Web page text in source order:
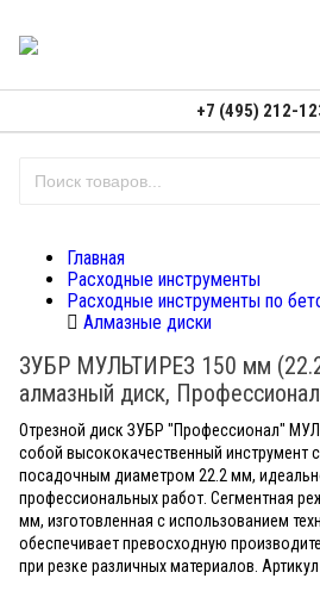
+7 (495) 212-
Главная
Расходные инструменты
Расходные инструменты по
Алмазные диски
ЗУБР МУЛЬТИРЕЗ 150 мм
алмазный диск,
Отрезной диск ЗУБР "Профессионал"
собой высококачественный инструмент
посадочным диаметром 22.2 мм,
профессиональных работ. Сегментная
мм, изготовленная с использованием
обеспечивает превосходную
при резке различных материалов. Артикул